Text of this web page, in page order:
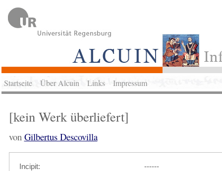
Startseite Über Alcuin Links Impressum
[kein Werk überliefert]
von Gilbertus Descovilla
Incipit: ------